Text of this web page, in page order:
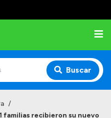
Buscar
/
familias recibieron su nuevo